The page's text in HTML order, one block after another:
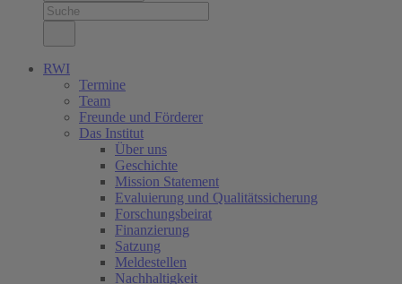
RWI
Termine
Team
Freunde und Förderer
Das Institut
Über uns
Geschichte
Mission Statement
Evaluierung und Qualitätssicherung
Forschungsbeirat
Finanzierung
Satzung
Meldestellen
Nachhaltigkeit